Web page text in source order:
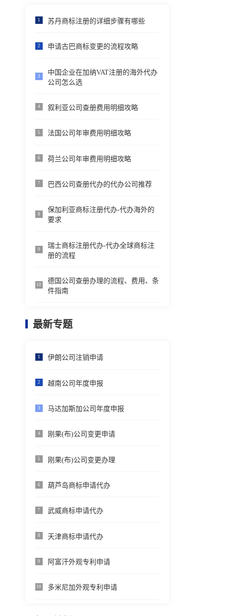
1 苏丹商标注册的详细步骤有哪些
2 申请古巴商标变更的流程攻略
3
中国企业在加纳VAT注册的海外代办
公司怎么选
4 叙利亚公司查册费用明细攻略
5 法国公司年审费用明细攻略
6 荷兰公司年审费用明细攻略
7 巴西公司查册代办的代办公司推荐
8
保加利亚商标注册代办-代办海外的
要求
9
瑞士商标注册代办-代办全球商标注
册的流程
10
德国公司查册办理的流程、费用、条
件指南
最新专题
1 伊朗公司注销申请
2 越南公司年度申报
3 马达加斯加公司年度申报
4 刚果(布)公司变更申请
5 刚果(布)公司变更办理
6 葫芦岛商标申请代办
7 武威商标申请代办
8 天津商标申请代办
9 阿富汗外观专利申请
10 多米尼加外观专利申请